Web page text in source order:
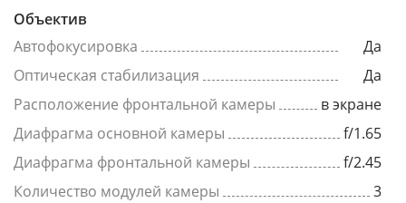
Объектив
Автофокусировка
Да
Оптическая стабилизация
Да
Расположение фронтальной камеры
в экране
Диафрагма основной камеры
f/1.65
Диафрагма фронтальной камеры
f/2.45
Количество модулей камеры
3